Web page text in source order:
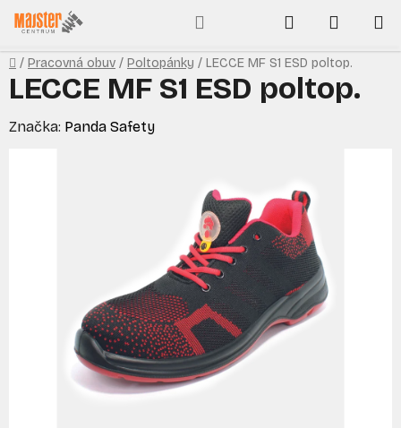
Prejsť
na
obsah
Hľadať
KOŠÍK
Domov
/ Pracovná obuv / Poltopánky / LECCE MF S1 ESD poltop.
LECCE MF S1 ESD poltop.
Značka: Panda Safety